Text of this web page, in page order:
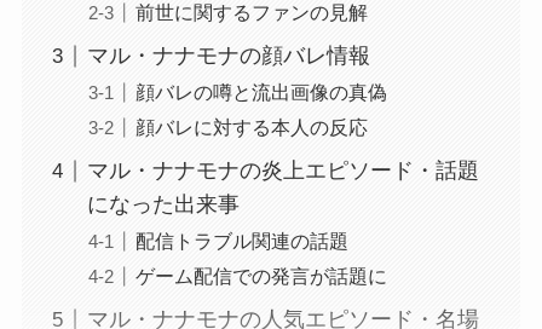
前世に関するファンの見解
マル・ナナモナの顔バレ情報
顔バレの噂と流出画像の真偽
顔バレに対する本人の反応
マル・ナナモナの炎上エピソード・話題
になった出来事
配信トラブル関連の話題
ゲーム配信での発言が話題に
マル・ナナモナの人気エピソード・名場